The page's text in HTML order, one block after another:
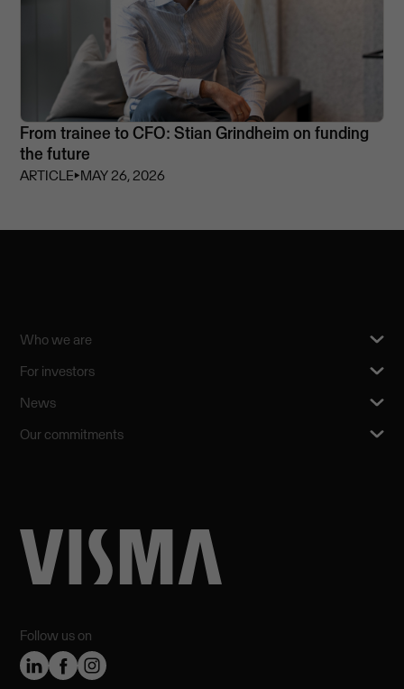
From trainee to CFO: Stian Grindheim on funding
the future
ARTICLE⏵MAY 26, 2026
Follow us on
Who we are
For investors
News
Our commitments